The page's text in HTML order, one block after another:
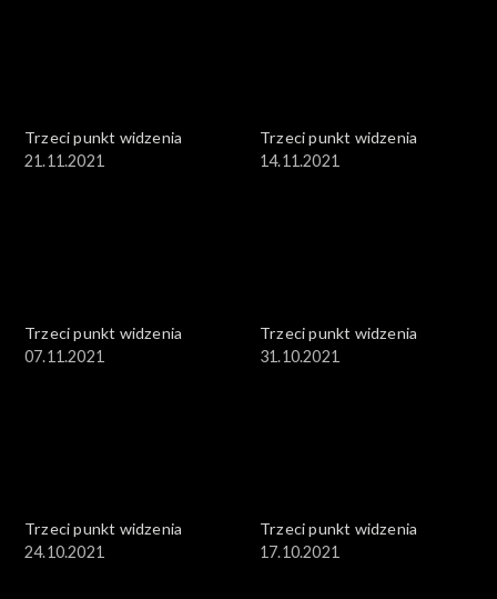
Trzeci punkt widzenia
21.11.2021
Trzeci punkt widzenia
14.11.2021
Trzeci punkt widzenia
07.11.2021
Trzeci punkt widzenia
31.10.2021
Trzeci punkt widzenia
24.10.2021
Trzeci punkt widzenia
17.10.2021